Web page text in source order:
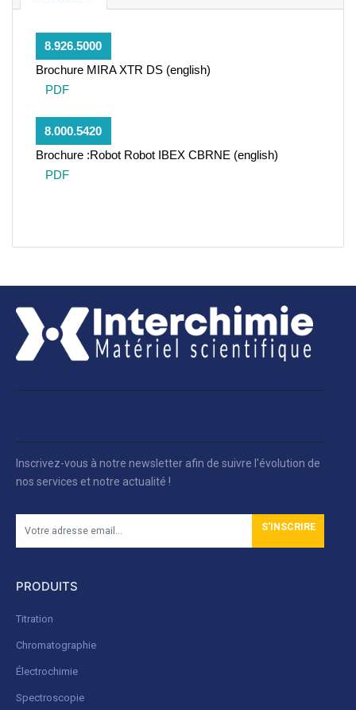
8.926.5000
Brochure MIRA XTR DS (english)
PDF
8.000.5420
Brochure :Robot Robot IBEX CBRNE (english)
PDF
Inscrivez-vous à notre newsletter afin de suivre l'évolution de
nos services et notre actualité !
S'INSCRIRE
PRODUITS
Titration
Chromatographie
Électrochimie
Spectroscopie